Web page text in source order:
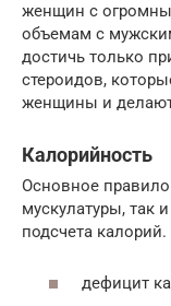
женщин с
объемам с
достичь только
стероидов,
женщины и
Калорийность
Основное
мускулатуры, так
подсчета
дефицит